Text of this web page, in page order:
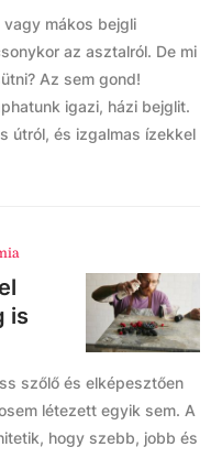
mákos bejgli
az asztalról. De mi
Az sem gond!
igazi, házi bejglit.
útról, és izgalmas ízekkel
is
szőlő és elképesztően
létezett egyik sem. A
hogy szebb, jobb és